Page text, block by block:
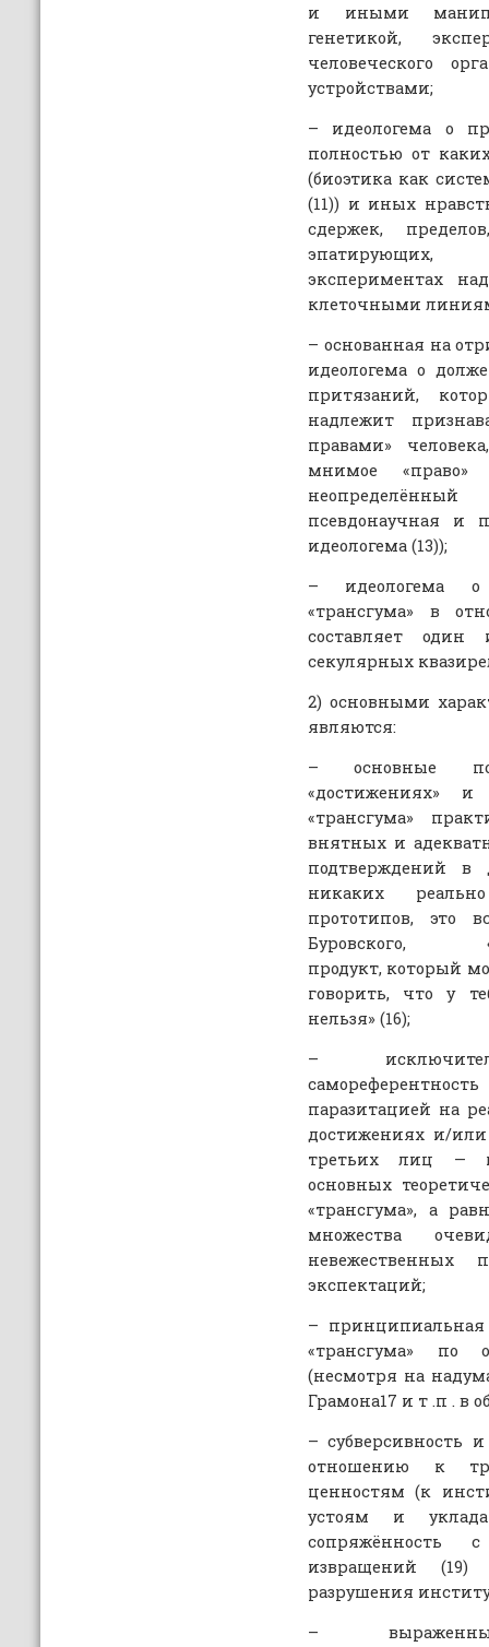
и иными
генетикой,
человеческого
устройствами;
– идеологема о
полностью от
(биоэтика как
(11)) и иных
сдержек,
эпатирующих,
экспериментах
клеточными
– основанная на
идеологема о
притязаний,
надлежит
правами»
мнимое
псевдонаучная и
идеологема (13));
– идеологема о
«трансгума» в
составляет один
секулярных
2) основными
являются:
– основные
«достижениях» и
«трансгума»
внятных и
подтверждений в
никаких
прототипов, это
Буровского,
продукт, который
говорить, что у
нельзя» (16);
–
паразитацией на
достижениях и/или
третьих лиц —
основных
«трансгума», а
множества
невежественных
экспектаций;
– принципиальная
«трансгума» по
(несмотря на
Грамона17 и т .п . в
– субверсивность
отношению к
ценностям (к
устоям и
сопряжённость
извращений (19)
разрушения
– выраженные